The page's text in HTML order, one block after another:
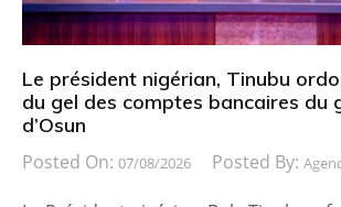
Le président nigérian, Tinubu
du gel des comptes bancaires du
d’Osun
Posted On: 07/08/2026 Posted By: